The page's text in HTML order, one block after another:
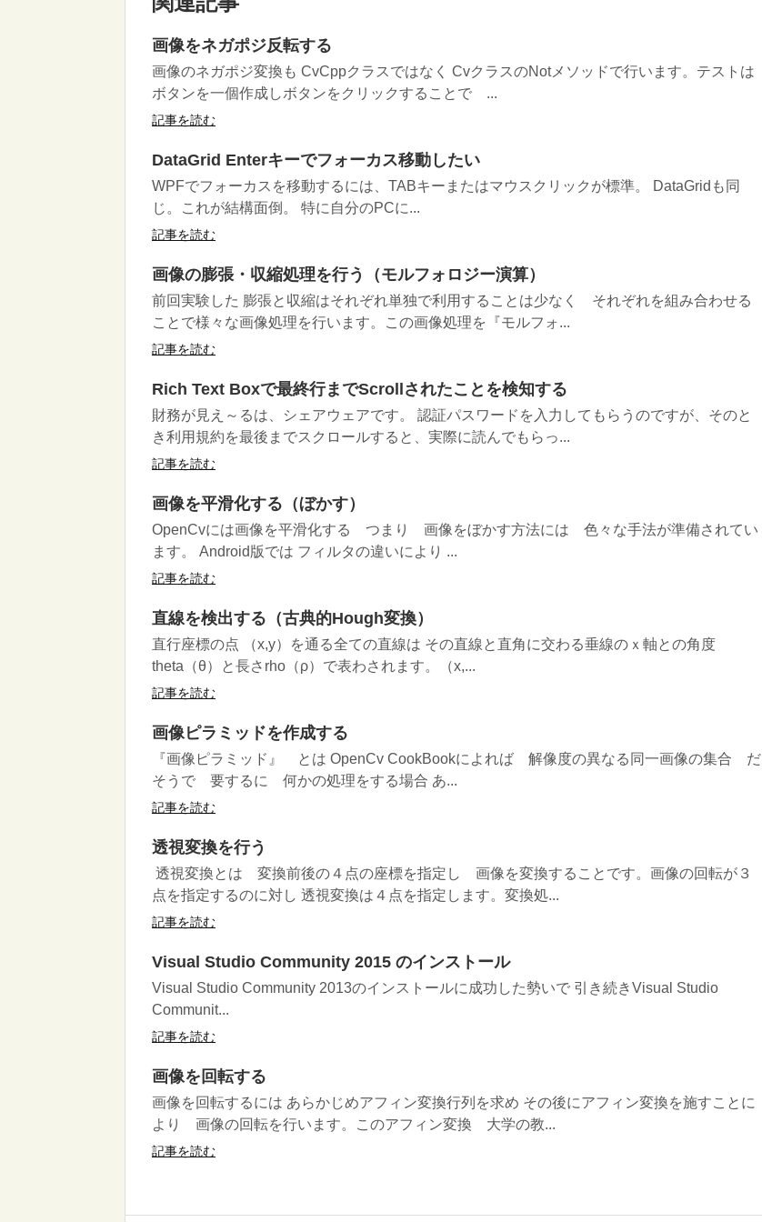
画像をネガポジ反転する
画像のネガポジ変換も CvCppクラスではなく CvクラスのNotメソッドで行います。テストは
ボタンを一個作成しボタンをクリックすることで ...
記事を読む
DataGrid Enterキーでフォーカス移動したい
WPFでフォーカスを移動するには、TABキーまたはマウスクリックが標準。 DataGridも同
じ。これが結構面倒。 特に自分のPCに...
記事を読む
画像の膨張・収縮処理を行う（モルフォロジー演算）
前回実験した 膨張と収縮はそれぞれ単独で利用することは少なく それぞれを組み合わせる
ことで様々な画像処理を行います。この画像処理を『モルフォ...
記事を読む
Rich Text Boxで最終行までScrollされたことを検知する
財務が見え～るは、シェアウェアです。 認証パスワードを入力してもらうのですが、そのと
き利用規約を最後までスクロールすると、実際に読んでもらっ...
記事を読む
画像を平滑化する（ぼかす）
OpenCvには画像を平滑化する つまり 画像をぼかす方法には 色々な手法が準備されてい
ます。 Android版では フィルタの違いにより ...
記事を読む
直線を検出する（古典的Hough変換）
直行座標の点 （x,y）を通る全ての直線は その直線と直角に交わる垂線のｘ軸との角度
theta（θ）と長さrho（ρ）で表わされます。（x,...
記事を読む
画像ピラミッドを作成する
『画像ピラミッド』 とは OpenCv CookBookによれば 解像度の異なる同一画像の集合 だ
そうで 要するに 何かの処理をする場合 あ...
記事を読む
透視変換を行う
透視変換とは 変換前後の４点の座標を指定し 画像を変換することです。画像の回転が３
点を指定するのに対し 透視変換は４点を指定します。変換処...
記事を読む
Visual Studio Community 2015 のインストール
Visual Studio Community 2013のインストールに成功した勢いで 引き続きVisual Studio
Communit...
記事を読む
画像を回転する
画像を回転するには あらかじめアフィン変換行列を求め その後にアフィン変換を施すことに
より 画像の回転を行います。このアフィン変換 大学の教...
記事を読む